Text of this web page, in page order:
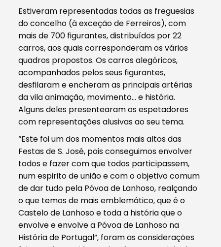
Estiveram representadas todas as freguesias
do concelho (à exceção de Ferreiros), com
mais de 700 figurantes, distribuídos por 22
carros, aos quais corresponderam os vários
quadros propostos. Os carros alegóricos,
acompanhados pelos seus figurantes,
desfilaram e encheram as principais artérias
da vila animação, movimento… e história.
Alguns deles presentearam os espetadores
com representações alusivas ao seu tema.
“Este foi um dos momentos mais altos das
Festas de S. José, pois conseguimos envolver
todos e fazer com que todos participassem,
num espirito de união e com o objetivo comum
de dar tudo pela Póvoa de Lanhoso, realçando
o que temos de mais emblemático, que é o
Castelo de Lanhoso e toda a história que o
envolve e envolve a Póvoa de Lanhoso na
História de Portugal”, foram as considerações